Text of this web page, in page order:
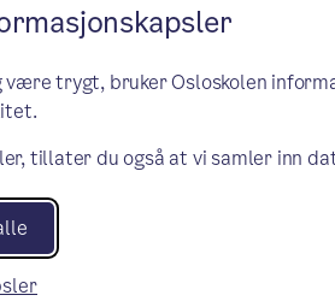
trygt, bruker Osloskolen
tillater du også at vi samler inn